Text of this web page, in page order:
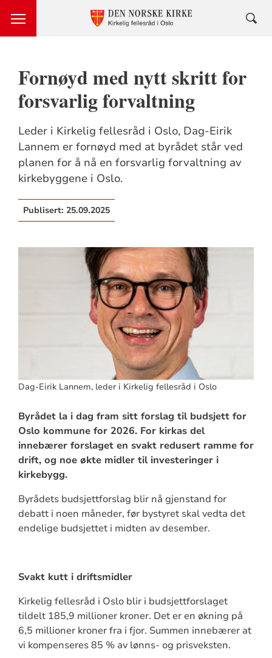
Fornøyd med nytt skritt for
forsvarlig forvaltning
Leder i Kirkelig fellesråd i Oslo, Dag-Eirik
Lannem er fornøyd med at byrådet står ved
planen for å nå en forsvarlig forvaltning av
kirkebyggene i Oslo.
Publisert: 25.09.2025
Dag-Eirik Lannem, leder i Kirkelig fellesråd i Oslo
Byrådet la i dag fram sitt forslag til budsjett for
Oslo kommune for 2026. For kirkas del
innebærer forslaget en svakt redusert ramme for
drift, og noe økte midler til investeringer i
kirkebygg.
Byrådets budsjettforslag blir nå gjenstand for
debatt i noen måneder, før bystyret skal vedta det
endelige budsjettet i midten av desember.
Svakt kutt i driftsmidler
Kirkelig fellesråd i Oslo blir i budsjettforslaget
tildelt 185,9 millioner kroner. Det er en økning på
6,5 millioner kroner fra i fjor. Summen innebærer at
vi kompenseres 85 % av lønns- og prisveksten.